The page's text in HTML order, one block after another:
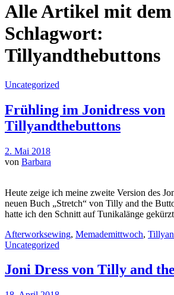
Alle Artikel mit dem
Schlagwort:
Tillyandthebuttons
Uncategorized
Frühling im Jonidress von
Tillyandthebuttons
2. Mai 2018
von Barbara
Heute zeige ich meine zweite Version des
neuen Buch „Stretch“ von Tilly and the
hatte ich den Schnitt auf Tunikalänge
Afterworksewing, Memademittwoch,
Uncategorized
Joni Dress von Tilly and